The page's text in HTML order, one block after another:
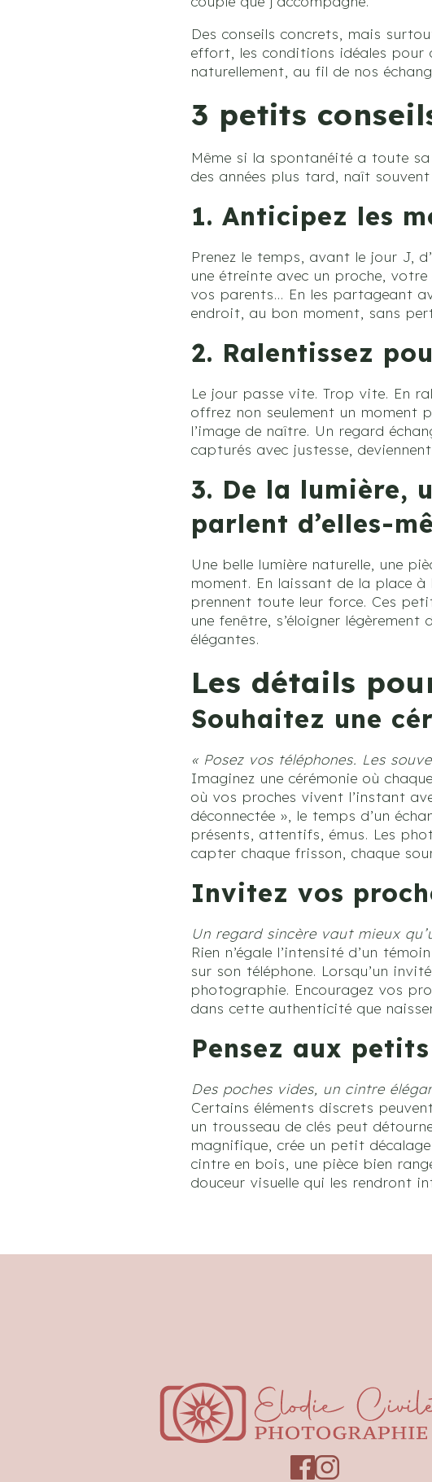
Des conseils concrets, mais
effort, les conditions idéales pour
naturellement, au fil de nos
3 petits
Même si la spontanéité a toute
des années plus tard, naît
1. Anticipez les
Prenez le temps, avant le jour J,
une étreinte avec un proche,
vos parents… En les partageant
endroit, au bon moment, sans
2. Ralentissez
Le jour passe vite. Trop vite. En
offrez non seulement un moment
l’image de naître. Un regard
capturés avec justesse,
3. De la lumière,
parlent d’elles-
Une belle lumière naturelle, une
moment. En laissant de la place à
prennent toute leur force. Ces
une fenêtre, s’éloigner
élégantes.
Les détails
Souhaitez une
« Posez vos téléphones. Les
Imaginez une cérémonie où
où vos proches vivent l’instant
déconnectée », le temps d’un
présents, attentifs, émus. Les
capter chaque frisson, chaque
Invitez vos
Un regard sincère vaut mieux
Rien n’égale l’intensité d’un
sur son téléphone. Lorsqu’un
photographie. Encouragez vos
dans cette authenticité que
Pensez aux
Des poches vides, un cintre
Certains éléments discrets
un trousseau de clés peut
magnifique, crée un petit
cintre en bois, une pièce bien
douceur visuelle qui les rendront